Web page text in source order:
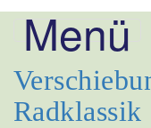
Menü
Radklassik